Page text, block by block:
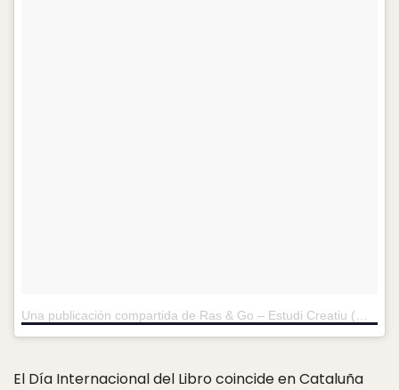
El Día Internacional del Libro coincide en Cataluña